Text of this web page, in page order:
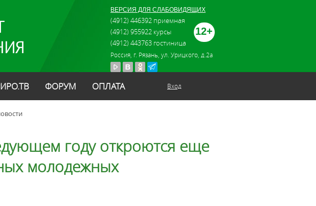
12+
ВЕРСИЯ ДЛЯ СЛАБОВИДЯЩИХ
(4912) 446392 приемная
(4912) 955922 курсы
(4912) 443763 гостиница
Россия, г. Рязань, ул. Урицкого, д.2а
ФОРУМ ОПЛАТА Вход
году откроются еще
молодежных